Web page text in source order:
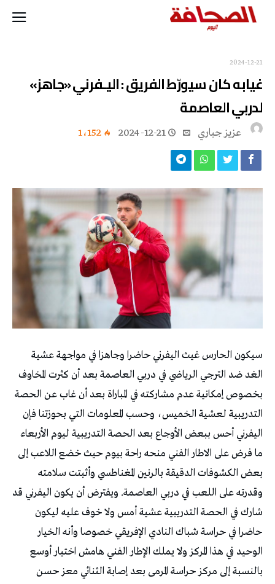
2024-12-21
غيابه كان سيورّط الفريق : اليـفرني «جاهز»
لدربي العاصمة
عزيز جباري 2024-12-21 1٬152
سيكون الحارس غيث اليفرني حاضرا وجاهزا في مواجهة عشية
الغد ضد الترجي الرياضي في دربي العاصمة بعد أن كثرت المخاوف
بخصوص إمكانية عدم مشاركته في المباراة بعد أن غاب عن الحصة
التدريبية لعشية الخميس، وحسب المعلومات التي بحوزتنا فإن
اليفرني أحس ببعض الأوجاع بعد الحصة التدريبية ليوم الأربعاء
ما فرض على الاطار الفني منحه راحة بيوم حيث خضع اللاعب إلى
بعض الكشوفات الدقيقة بالرنين المغناطسي وأثبتت سلامته
وقدرته على اللعب في دربي العاصمة. ويفترض أن يكون اليفرني قد
شارك في الحصة التدريبية عشية أمس ولا خوف عليه ليكون
حاضرا في حراسة شباك النادي الإفريقي خصوصا وأنه الخيار
الوحيد في هذا المركز ولا يملك الإطار الفني هامش اختيار أوسع
بالنسبة إلى مركز حراسة المرمى بعد إصابة الثنائي معز حسن